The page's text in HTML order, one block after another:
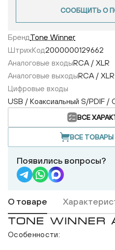
СООБЩИТЬ О
БрендTone Winner
ШтрихКод2000000129662
Аналоговые входыRCA / XLR
Аналоговые выходыRCA / XLR
Цифровые входы
USB / Коаксиальный S/PDIF /
ВСЕ
ВСЕ ТОВАРЫ
Появились вопросы?
О товаре
TONE WINNER
Особенности: